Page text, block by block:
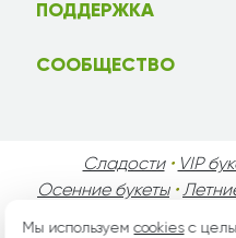
ПОДДЕРЖКА
СООБЩЕСТВО
Сладости• VIP
Осенние букеты•
День Святого
Мы используемcookiesс